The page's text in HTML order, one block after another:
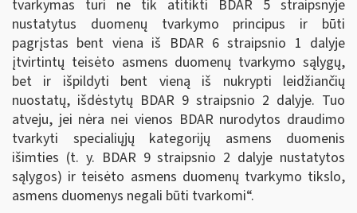
tvarkymas turi ne tik atitikti BDAR 5 straipsnyje
nustatytus duomenų tvarkymo principus ir būti
pagrįstas bent viena iš BDAR 6 straipsnio 1 dalyje
įtvirtintų teisėto asmens duomenų tvarkymo sąlygų,
bet ir išpildyti bent vieną iš nukrypti leidžiančių
nuostatų, išdėstytų BDAR 9 straipsnio 2 dalyje. Tuo
atveju, jei nėra nei vienos BDAR nurodytos draudimo
tvarkyti specialiųjų kategorijų asmens duomenis
išimties (t. y. BDAR 9 straipsnio 2 dalyje nustatytos
sąlygos) ir teisėto asmens duomenų tvarkymo tikslo,
asmens duomenys negali būti tvarkomi“.